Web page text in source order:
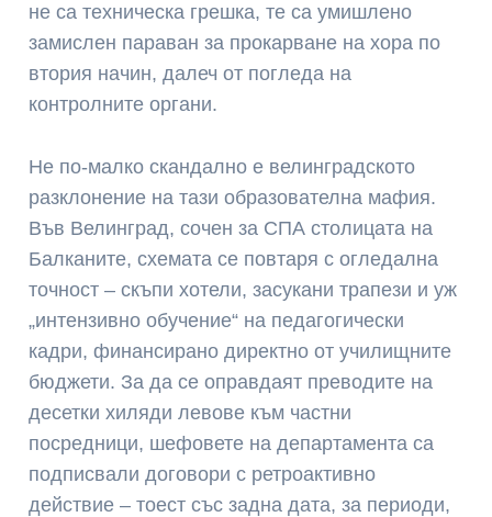
не са техническа грешка, те са умишлено
замислен параван за прокарване на хора по
втория начин, далеч от погледа на
контролните органи.
Не по-малко скандално е велинградското
разклонение на тази образователна мафия.
Във Велинград, сочен за СПА столицата на
Балканите, схемата се повтаря с огледална
точност – скъпи хотели, засукани трапези и уж
„интензивно обучение“ на педагогически
кадри, финансирано директно от училищните
бюджети. За да се оправдаят преводите на
десетки хиляди левове към частни
посредници, шефовете на департамента са
подписвали договори с ретроактивно
действие – тоест със задна дата, за периоди,